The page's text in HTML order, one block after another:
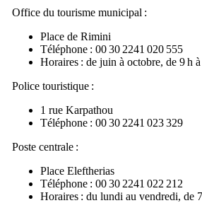
Office du tourisme municipal :
Place de Rimini
Téléphone : 00 30 2241 020 555
Horaires : de juin à octobre, de 9 h
Police touristique :
1 rue Karpathou
Téléphone : 00 30 2241 023 329
Poste centrale :
Place Eleftherias
Téléphone : 00 30 2241 022 212
Horaires : du lundi au vendredi, de